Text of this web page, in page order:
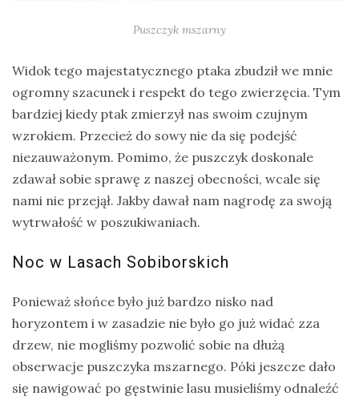
Puszczyk mszarny
Widok tego majestatycznego ptaka zbudził we mnie
ogromny szacunek i respekt do tego zwierzęcia. Tym
bardziej kiedy ptak zmierzył nas swoim czujnym
wzrokiem. Przecież do sowy nie da się podejść
niezauważonym. Pomimo, że puszczyk doskonale
zdawał sobie sprawę z naszej obecności, wcale się
nami nie przejął. Jakby dawał nam nagrodę za swoją
wytrwałość w poszukiwaniach.
Noc w Lasach Sobiborskich
Ponieważ słońce było już bardzo nisko nad
horyzontem i w zasadzie nie było go już widać zza
drzew, nie mogliśmy pozwolić sobie na dłużą
obserwacje puszczyka mszarnego. Póki jeszcze dało
się nawigować po gęstwinie lasu musieliśmy odnaleźć